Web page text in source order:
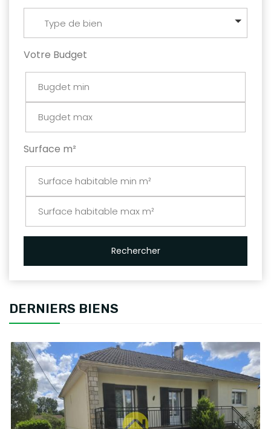
Type de bien
Votre Budget
Surface m²
Rechercher
DERNIERS BIENS